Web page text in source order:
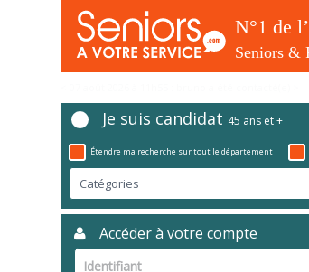
Je suis candidat 45 ans et +
Étendre ma recherche sur tout le département
Accéder à votre compte